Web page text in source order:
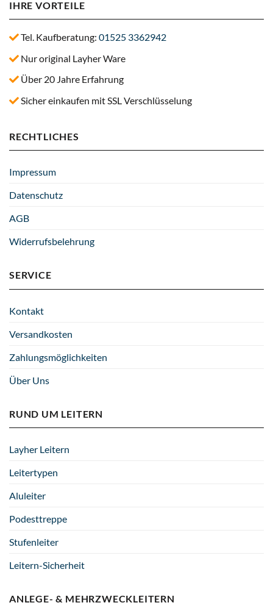
IHRE VORTEILE
Tel. Kaufberatung: 01525 3362942
Nur original Layher Ware
Über 20 Jahre Erfahrung
Sicher einkaufen mit SSL Verschlüsselung
RECHTLICHES
Impressum
Datenschutz
AGB
Widerrufsbelehrung
SERVICE
Kontakt
Versandkosten
Zahlungsmöglichkeiten
Über Uns
RUND UM LEITERN
Layher Leitern
Leitertypen
Aluleiter
Podesttreppe
Stufenleiter
Leitern-Sicherheit
ANLEGE- & MEHRZWECKLEITERN